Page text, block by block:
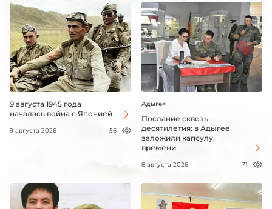
9 августа 1945 года
началась война с Японией
9 августа 2026 56
Адыгея
Послание сквозь
десятилетия: в Адыгее
заложили капсулу
времени
8 августа 2026 71